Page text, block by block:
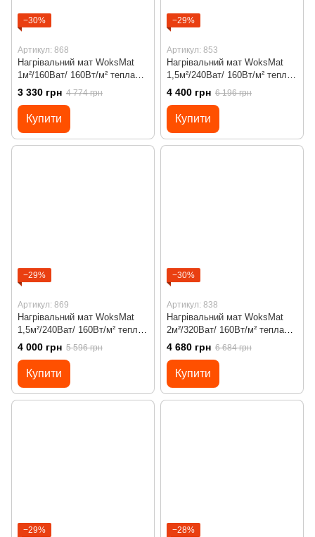
−30%
Артикул: 868
Нагрівальний мат WoksMat
1м²/160Ват/ 160Вт/м² тепла
підлога під плитку з
програмованим
терморегулятором Х45
3 330 грн 4 774 грн
Купити
−29%
Артикул: 853
Нагрівальний мат WoksMat
1,5м²/240Ват/ 160Вт/м² тепла
підлога під плитку з
програмованим
терморегулятором Х65 Wi-Fi
4 400 грн 6 196 грн
Купити
−29%
Артикул: 869
Нагрівальний мат WoksMat
1,5м²/240Ват/ 160Вт/м² тепла
підлога під плитку з
програмованим
терморегулятором Х45
4 000 грн 5 596 грн
Купити
−30%
Артикул: 838
Нагрівальний мат WoksMat
2м²/320Ват/ 160Вт/м² тепла
підлога під плитку з
програмованим
терморегулятором Х55
4 680 грн 6 684 грн
Купити
−29% −28%